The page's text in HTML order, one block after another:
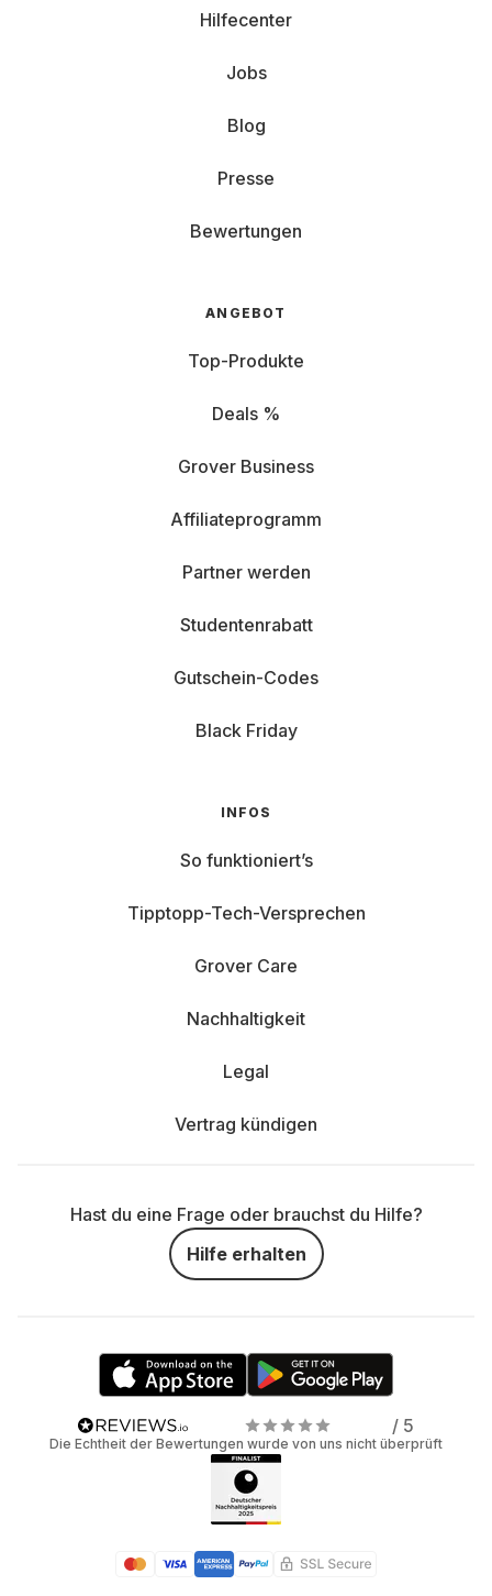
Hilfecenter
Jobs
Blog
Presse
Bewertungen
ANGEBOT
Top-Produkte
Deals %
Grover Business
Affiliateprogramm
Partner werden
Studentenrabatt
Gutschein-Codes
Black Friday
INFOS
So funktioniert’s
Tipptopp-Tech-Versprechen
Grover Care
Nachhaltigkeit
Legal
Vertrag kündigen
Hast du eine Frage oder brauchst du Hilfe?
Hilfe erhalten
/ 5
Die Echtheit der Bewertungen wurde von uns nicht überprüft